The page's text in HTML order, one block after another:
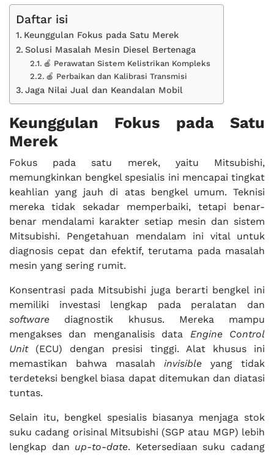
Daftar isi
Keunggulan Fokus pada Satu Merek
Solusi Masalah Mesin Diesel Bertenaga
🍎 Perawatan Sistem Kelistrikan Kompleks
🍎 Perbaikan dan Kalibrasi Transmisi
Jaga Nilai Jual dan Keandalan Mobil
Keunggulan Fokus pada Satu
Merek
Fokus pada satu merek, yaitu Mitsubishi,
memungkinkan bengkel spesialis ini mencapai tingkat
keahlian yang jauh di atas bengkel umum. Teknisi
mereka tidak sekadar memperbaiki, tetapi benar-
benar mendalami karakter setiap mesin dan sistem
Mitsubishi. Pengetahuan mendalam ini vital untuk
diagnosis cepat dan efektif, terutama pada masalah
mesin yang sering rumit.
Konsentrasi pada Mitsubishi juga berarti bengkel ini
memiliki investasi lengkap pada peralatan dan
software diagnostik khusus. Mereka mampu
mengakses dan menganalisis data Engine Control
Unit(ECU) dengan presisi tinggi. Alat khusus ini
memastikan bahwa masalah invisible yang tidak
terdeteksi bengkel biasa dapat ditemukan dan diatasi
tuntas.
Selain itu, bengkel spesialis biasanya menjaga stok
suku cadang orisinal Mitsubishi (SGP atau MGP) lebih
lengkap dan up-to-date. Ketersediaan suku cadang